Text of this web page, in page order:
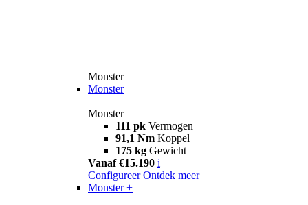
Monster
Monster
Monster
111 pk Vermogen
91,1 Nm Koppel
175 kg Gewicht
Vanaf €15.190 i
Configureer Ontdek meer
Monster +